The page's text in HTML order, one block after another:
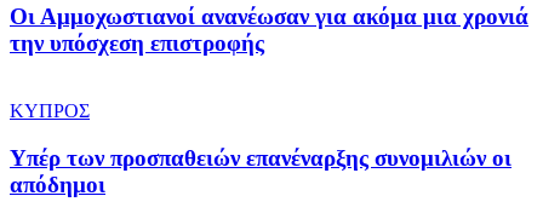
Οι Αμμοχωστιανοί ανανέωσαν για ακόμα μια χρονιά
την υπόσχεση επιστροφής
ΚΥΠΡΟΣ
Υπέρ των προσπαθειών επανέναρξης συνομιλιών οι
απόδημοι